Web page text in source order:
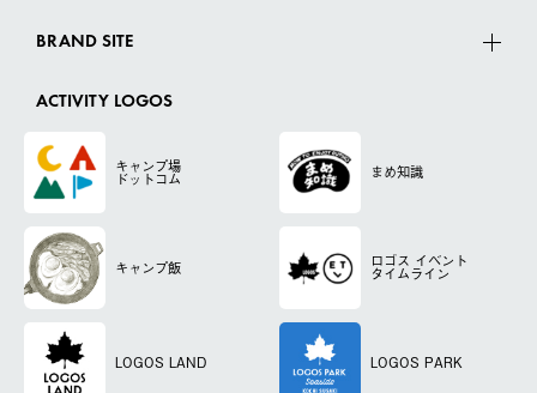
BRAND SITE
ACTIVITY LOGOS
キャンプ場
ドットコム まめ知識
キャンプ飯 ロゴス イベント
タイムライン
LOGOS LAND LOGOS PARK